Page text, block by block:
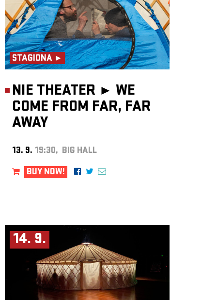
STAGIONA ►
NIE THEATER ► WE
COME FROM FAR, FAR
AWAY
13. 9. 19:30, BIG HALL
BUY NOW!
14. 9.